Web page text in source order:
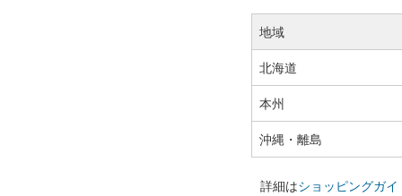
地域
北海道
本州
沖縄・離島
詳細はショッピングガイ